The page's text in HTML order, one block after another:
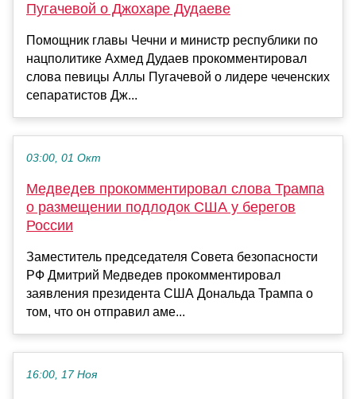
Пугачевой о Джохаре Дудаеве
Помощник главы Чечни и министр республики по
нацполитике Ахмед Дудаев прокомментировал
слова певицы Аллы Пугачевой о лидере чеченских
сепаратистов Дж...
03:00, 01 Окт
Медведев прокомментировал слова Трампа
о размещении подлодок США у берегов
России
Заместитель председателя Совета безопасности
РФ Дмитрий Медведев прокомментировал
заявления президента США Дональда Трампа о
том, что он отправил аме...
16:00, 17 Ноя